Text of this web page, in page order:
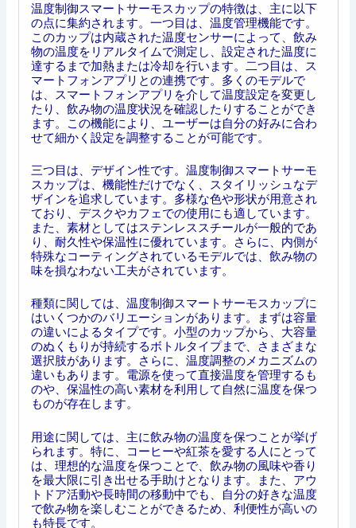
温度制御スマートサーモスカップの特徴は、主に以下
の点に集約されます。一つ目は、温度管理機能です。
このカップは内蔵された温度センサーによって、飲み
物の温度をリアルタイムで測定し、設定された温度に
達するまで加熱または冷却を行います。二つ目は、ス
マートフォンアプリとの連携です。多くのモデルで
は、スマートフォンアプリを介して温度設定を変更し
たり、飲み物の温度状況を確認したりすることができ
ます。この機能により、ユーザーは自分の好みに合わ
せて細かく設定を調整することが可能です。
三つ目は、デザイン性です。温度制御スマートサーモ
スカップは、機能性だけでなく、スタイリッシュなデ
ザインを追求しています。多様な色や形状が用意され
ており、デスクやカフェでの使用にも適しています。
また、素材としてはステンレススチールが一般的であ
り、耐久性や保温性に優れています。さらに、内側が
特殊なコーティングされているモデルでは、飲み物の
味を損なわない工夫がされています。
種類に関しては、温度制御スマートサーモスカップに
はいくつかのバリエーションがあります。まずは容量
の違いによるタイプです。小型のカップから、大容量
のぬくもりが持続するボトルタイプまで、さまざまな
選択肢があります。さらに、温度調整のメカニズムの
違いもあります。電源を使って直接温度を管理するも
のや、保温性の高い素材を利用して自然に温度を保つ
ものが存在します。
用途に関しては、主に飲み物の温度を保つことが挙げ
られます。特に、コーヒーや紅茶を愛する人にとって
は、理想的な温度を保つことで、飲み物の風味や香り
を最大限に引き出せる手助けとなります。また、アウ
トドア活動や長時間の移動中でも、自分の好きな温度
で飲み物を楽しむことができるため、利便性が高いの
も特長です。